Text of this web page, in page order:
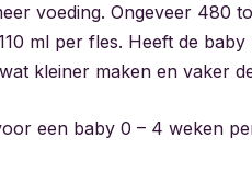
voeding. Ongeveer 480
ml per fles. Heeft de baby
kleiner maken en vaker
een baby 0 – 4 weken